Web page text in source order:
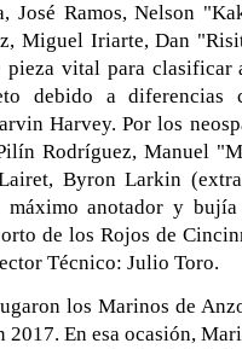
José Ramos, Nelson
Miguel Iriarte, Dan
pieza vital para
debido a diferencias
Harvey. Por los
Rodríguez, Manuel
Byron Larkin
anotador y
de los Rojos de
Técnico: Julio Toro.
los Marinos de
2017. En esa ocasión,